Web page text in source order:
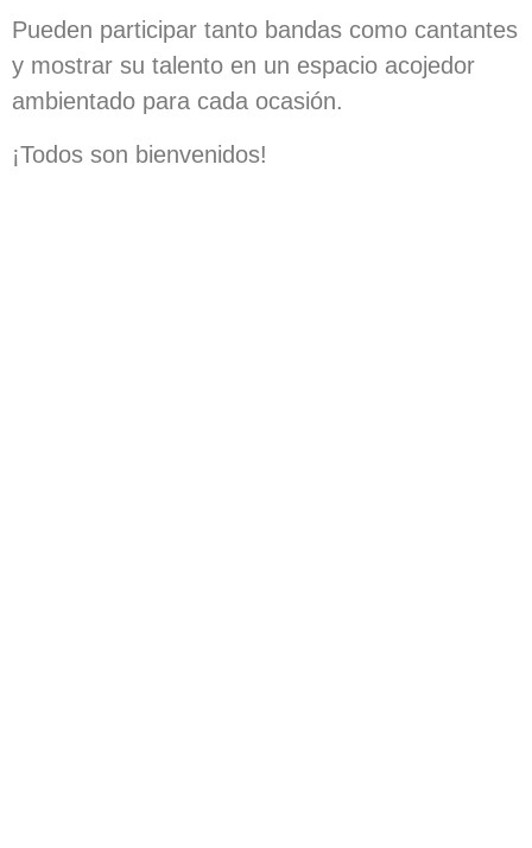
Pueden participar tanto bandas como cantantes
y mostrar su talento en un espacio acojedor
ambientado para cada ocasión.
¡Todos son bienvenidos!